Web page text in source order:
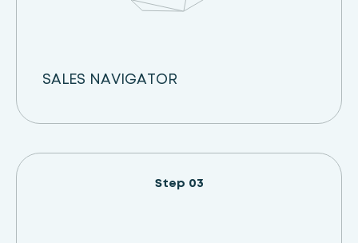
SALES NAVIGATOR
Step 03